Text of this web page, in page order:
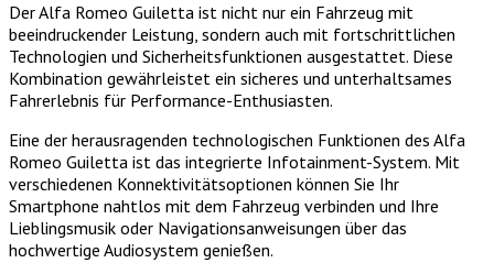
Der Alfa Romeo Guiletta ist nicht nur ein Fahrzeug mit
beeindruckender Leistung, sondern auch mit fortschrittlichen
Technologien und Sicherheitsfunktionen ausgestattet. Diese
Kombination gewährleistet ein sicheres und unterhaltsames
Fahrerlebnis für Performance-Enthusiasten.
Eine der herausragenden technologischen Funktionen des Alfa
Romeo Guiletta ist das integrierte Infotainment-System. Mit
verschiedenen Konnektivitätsoptionen können Sie Ihr
Smartphone nahtlos mit dem Fahrzeug verbinden und Ihre
Lieblingsmusik oder Navigationsanweisungen über das
hochwertige Audiosystem genießen.